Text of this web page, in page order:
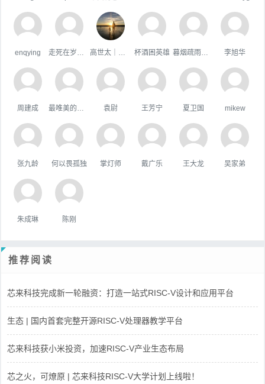
enqying 杯酒困英雄 李旭华
周建成 袁尉 王芳宁 夏卫国 mikew
张九龄 何以畏孤独 掌灯师 戴广乐 王大龙 吴家弟
朱成琳 陈刚
推荐阅读
芯来科技完成新一轮融资：打造一站式RISC-V设计和应用平台
生态 | 国内首套完整开源RISC-V处理器教学平台
芯来科技获小米投资，加速RISC-V产业生态布局
芯之火，可燎原 | 芯来科技RISC-V大学计划上线啦！